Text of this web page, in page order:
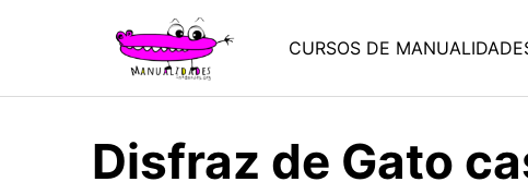
CURSOS DE
Disfraz de Gato